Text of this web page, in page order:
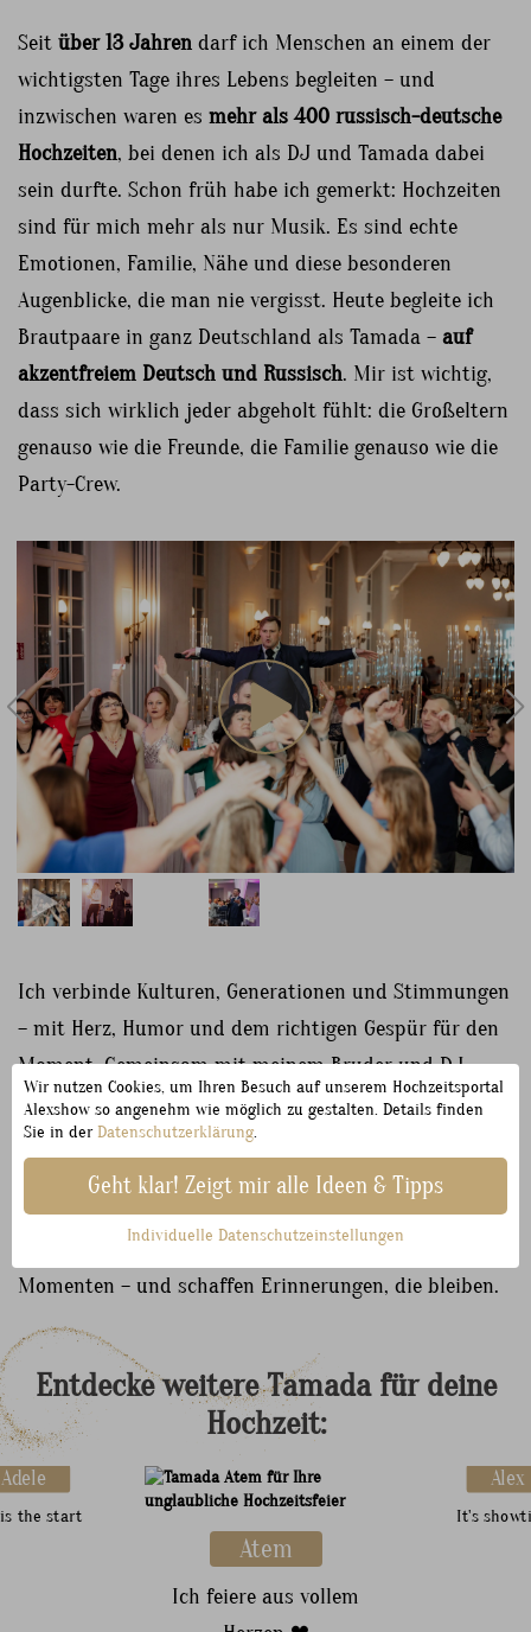
Seit über 13 Jahren darf ich Menschen an einem der
wichtigsten Tage ihres Lebens begleiten – und
inzwischen waren es mehr als 400 russisch-deutsche
Hochzeiten, bei denen ich als DJ und Tamada dabei
sein durfte. Schon früh habe ich gemerkt: Hochzeiten
sind für mich mehr als nur Musik. Es sind echte
Emotionen, Familie, Nähe und diese besonderen
Augenblicke, die man nie vergisst. Heute begleite ich
Brautpaare in ganz Deutschland als Tamada – auf
akzentfreiem Deutsch und Russisch. Mir ist wichtig,
dass sich wirklich jeder abgeholt fühlt: die Großeltern
genauso wie die Freunde, die Familie genauso wie die
Party-Crew.
Ich verbinde Kulturen, Generationen und Stimmungen
– mit Herz, Humor und dem richtigen Gespür für den
Moment. Gemeinsam mit meinem Bruder und DJ
Dyha stehe ich regelmäßig auf der Bühne. Wir sind
nicht nur ein Team, wir sind Familie – und genau das
spürt man. Unsere Hochzeiten sindenergiegeladen,
herzlich und tief emotional. Wir feiern ausgelassen,
lachen gemeinsam, halten inne bei besonderen
Momenten – und schaffen Erinnerungen, die bleiben.
Entdecke weitere Tamada für deine
Hochzeit:
Adele
the start
Atem
Ich feiere aus vollem
Alex
It's
Wir nutzen Cookies, um Ihren Besuch auf unserem Hochzeitsportal
Alexshow so angenehm wie möglich zu gestalten. Details finden
Sie in derDatenschutzerklärung.
Geht klar! Zeigt mir alle Ideen & Tipps
Individuelle Datenschutzeinstellungen